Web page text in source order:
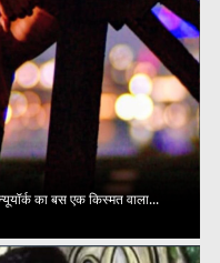
का बस एक किस्मत वाला...